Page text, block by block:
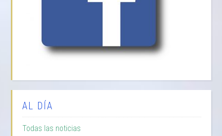
AL DÍA
Todas las noticias